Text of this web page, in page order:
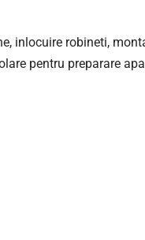
inlocuire robineti,
pentru preparare